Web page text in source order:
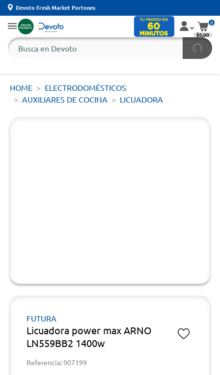
Devoto Fresh Market Portones
0
$0,00
HOME
ELECTRODOMÉSTICOS
AUXILIARES DE COCINA
LICUADORA
FUTURA
Licuadora power max ARNO
LN559BB2 1400w
Referencia: 907199